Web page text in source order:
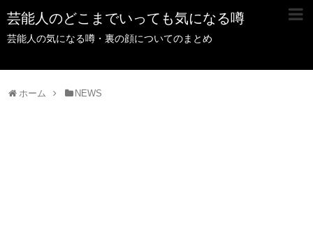
芸能人のどこまでいっても気になる噂
芸能人の気になる噂・裏の顔についてのまとめ
ホーム NEWS